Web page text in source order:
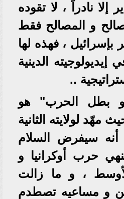
إلا نادراً ، لا تقوده
و المصالح فقط
بإسرائيل ، فهذه لها
إيديولوجيته الدينية
..
بطل الحرب" هو
مهّد لولايته الثانية
أنه سيفرض السلام
حرب أوكرانيا و
، و ما زالت
و مساعيه تصطدم